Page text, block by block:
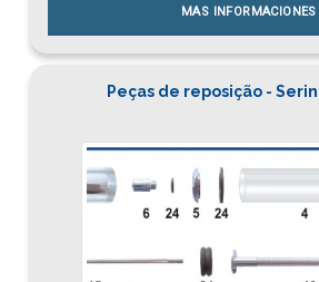
MAS INFORMACIONES
Peças de reposição -